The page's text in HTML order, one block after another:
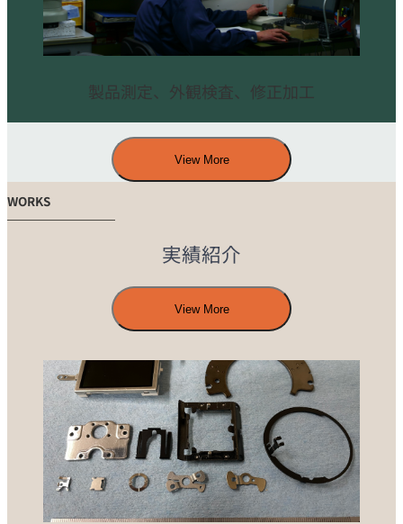
製品測定、外観検査、修正加工
View More
WORKS
実績紹介
View More